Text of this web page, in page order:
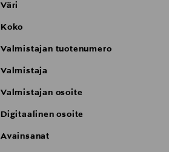
Väri
Koko
Valmistajan tuotenumero
Valmistaja
Valmistajan osoite
Digitaalinen osoite
Avainsanat